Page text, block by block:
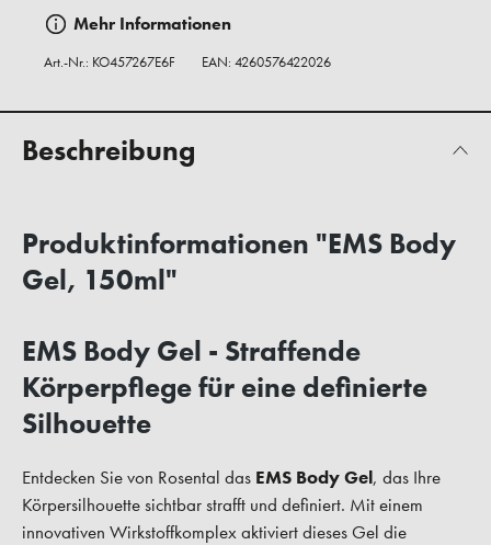
Mehr Informationen
Art.-Nr.: KO457267E6F EAN: 4260576422026
Beschreibung
Produktinformationen "EMS Body
Gel, 150ml"
EMS Body Gel - Straffende
Körperpflege für eine definierte
Silhouette
Entdecken Sie von Rosental das EMS Body Gel, das Ihre
Körpersilhouette sichtbar strafft und definiert. Mit einem
innovativen Wirkstoffkomplex aktiviert dieses Gel die